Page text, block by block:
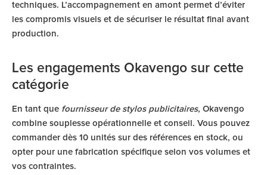
techniques. L’accompagnement en amont permet d’éviter
les compromis visuels et de sécuriser le résultat final avant
production.
Les engagements Okavengo sur cette
catégorie
En tant que fournisseur de stylos publicitaires, Okavengo
combine souplesse opérationnelle et conseil. Vous pouvez
commander dès 10 unités sur des références en stock, ou
opter pour une fabrication spécifique selon vos volumes et
vos contraintes.